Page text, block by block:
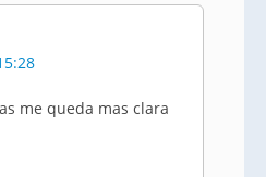
me queda mas clara